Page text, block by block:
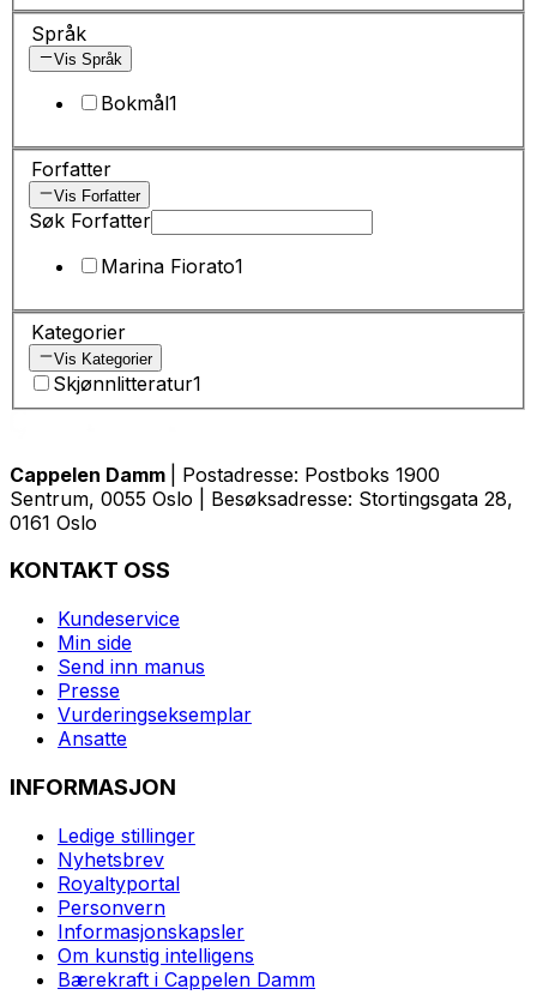
Språk
Vis Språk
Bokmål1
Forfatter
Vis Forfatter
Søk Forfatter
Marina Fiorato1
Kategorier
Vis Kategorier
Skjønnlitteratur1
Cappelen Damm
| Postadresse: Postboks 1900
Sentrum, 0055 Oslo | Besøksadresse: Stortingsgata 28,
0161 Oslo
KONTAKT OSS
Kundeservice
Min side
Send inn manus
Presse
Vurderingseksemplar
Ansatte
INFORMASJON
Ledige stillinger
Nyhetsbrev
Royaltyportal
Personvern
Informasjonskapsler
Om kunstig intelligens
Bærekraft i Cappelen Damm